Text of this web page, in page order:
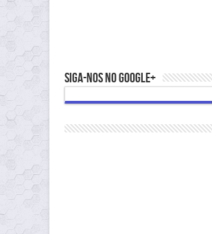
Siga-nos no Google+